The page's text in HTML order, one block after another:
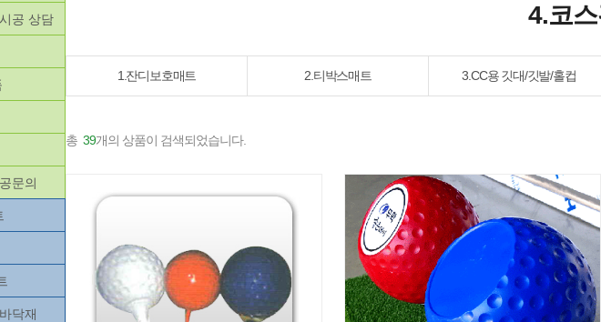
공 상담
문의
닥재
4.코
1.잔디보호매트 2.티박스매트 3.CC용 깃대/깃발/홀컵
총 39개의 상품이 검색되었습니다.